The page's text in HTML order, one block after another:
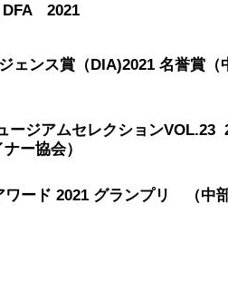
　2021
ェンス賞（DIA)2021 名誉賞
ージアムセレクションVOL.23
ー協会）
ード 2021 グランプリ　（中